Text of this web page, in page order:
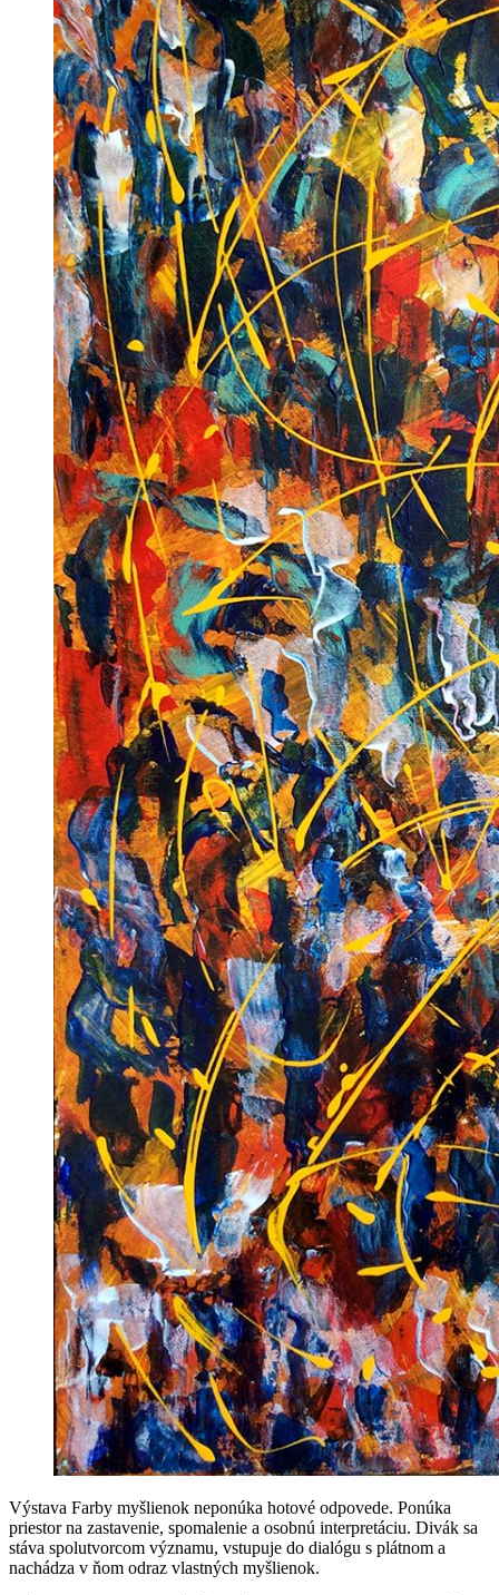
Výstava Farby myšlienok neponúka hotové odpovede. Ponúka
priestor na zastavenie, spomalenie a osobnú interpretáciu. Divák sa
stáva spolutvorcom významu, vstupuje do dialógu s plátnom a
nachádza v ňom odraz vlastných myšlienok.